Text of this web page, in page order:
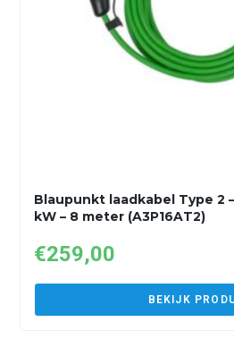
Blaupunkt laadkabel Type 2 –
kW – 8 meter (A3P16AT2)
€259,00
BEKIJK